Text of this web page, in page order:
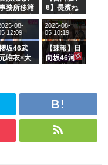
務所移籍
を発表
6】長濱ね
ら移籍しフ
ラーム所属
に。これで
事務所に所
属している
がこちら
坂46武
唯衣×大
んに恐怖
ンタラ】
08-
12:09
【速報】日
向坂46河
2025-08-
05 10:19